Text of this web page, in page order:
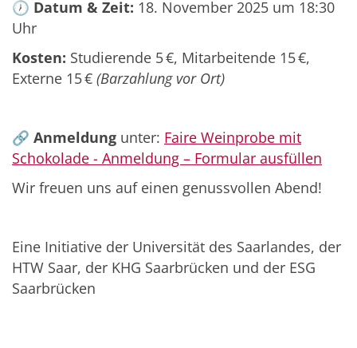
🕖 Datum & Zeit: 18. November 2025 um 18:30
Uhr
Kosten: Studierende 5 €, Mitarbeitende 15 €,
Externe 15 € (Barzahlung vor Ort)
🔗 Anmeldung unter: Faire Weinprobe mit
Schokolade - Anmeldung – Formular ausfüllen
Wir freuen uns auf einen genussvollen Abend!
Eine Initiative der Universität des Saarlandes, der
HTW Saar, der KHG Saarbrücken und der ESG
Saarbrücken